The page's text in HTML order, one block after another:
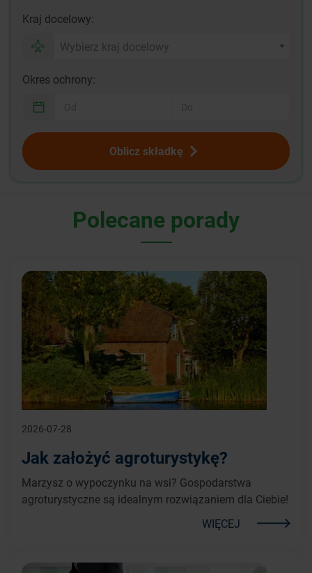
Kraj docelowy:
Wybierz kraj docelowy
Okres ochrony:
Oblicz składkę
Polecane porady
2026-07-28
Jak założyć agroturystykę?
Marzysz o wypoczynku na wsi? Gospodarstwa
agroturystyczne są idealnym rozwiązaniem dla Ciebie!
WIĘCEJ